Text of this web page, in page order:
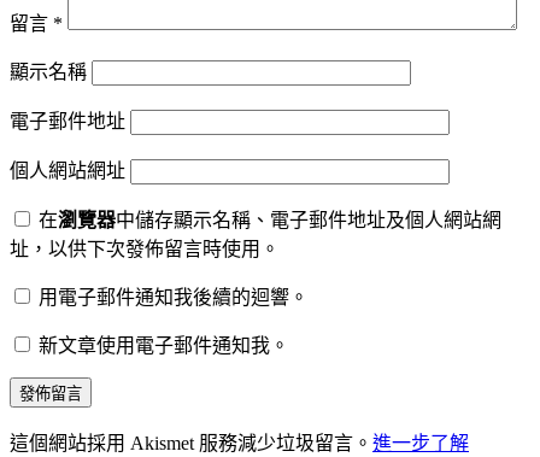
留言 *
顯示名稱
電子郵件地址
個人網站網址
在瀏覽器中儲存顯示名稱、電子郵件地址及個人網站網
址，以供下次發佈留言時使用。
用電子郵件通知我後續的迴響。
新文章使用電子郵件通知我。
這個網站採用 Akismet 服務減少垃圾留言。 進一步了解